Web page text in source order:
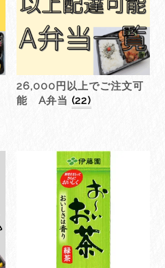
26,000円以上でご注文可
能 A弁当(22)